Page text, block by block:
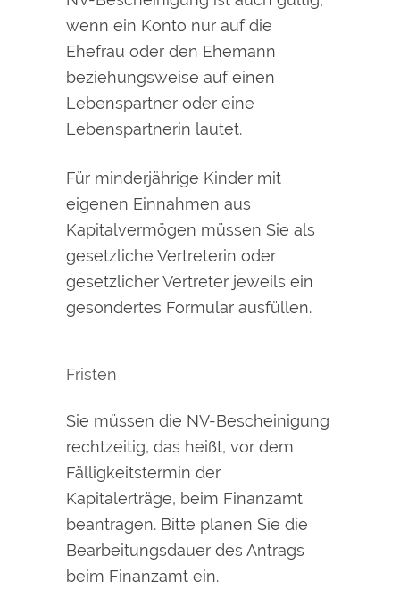
wenn ein Konto nur auf die
Ehefrau oder den Ehemann
beziehungsweise auf einen
Lebenspartner oder eine
Lebenspartnerin lautet.
Für minderjährige Kinder mit
eigenen Einnahmen aus
Kapitalvermögen müssen Sie als
gesetzliche Vertreterin oder
gesetzlicher Vertreter jeweils ein
gesondertes Formular ausfüllen.
Fristen
Sie müssen die NV-Bescheinigung
rechtzeitig, das heißt, vor dem
Fälligkeitstermin der
Kapitalerträge, beim Finanzamt
beantragen. Bitte planen Sie die
Bearbeitungsdauer des Antrags
beim Finanzamt ein.